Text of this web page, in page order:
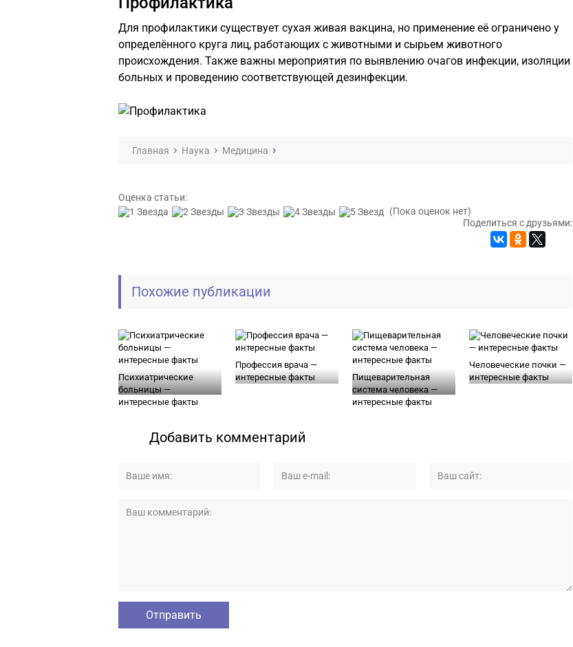
Для профилактики существует сухая живая вакцина, но применение её ограничено у
определённого круга лиц, работающих с животными и сырьем животного
происхождения. Также важны мероприятия по выявлению очагов инфекции, изоляции
больных и проведению соответствующей дезинфекции.
Главная Наука Медицина
Оценка статьи:
(Пока оценок нет)
Поделиться с друзьями:
Похожие публикации
Психиатрические
больницы —
интересные факты
Профессия врача —
интересные факты
Пищеварительная
система человека —
интересные факты
Человеческие почки —
интересные факты
Добавить комментарий